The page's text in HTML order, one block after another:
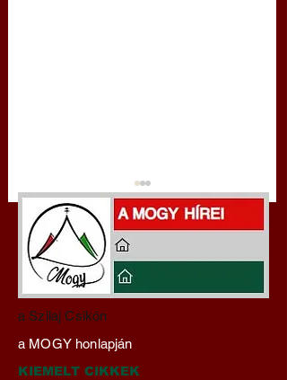
Darai Lajos:
Naplóbölcsességeim
(2023)
a Szilaj Csikón
a MOGY honlapján
KIEMELT CIKKEK